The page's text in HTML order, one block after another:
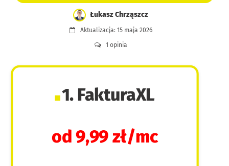
Aktualizacja: 15 maja 2026
Łukasz Chrząszcz
1 opinia
1. FakturaXL
od 9,99 zł/mc